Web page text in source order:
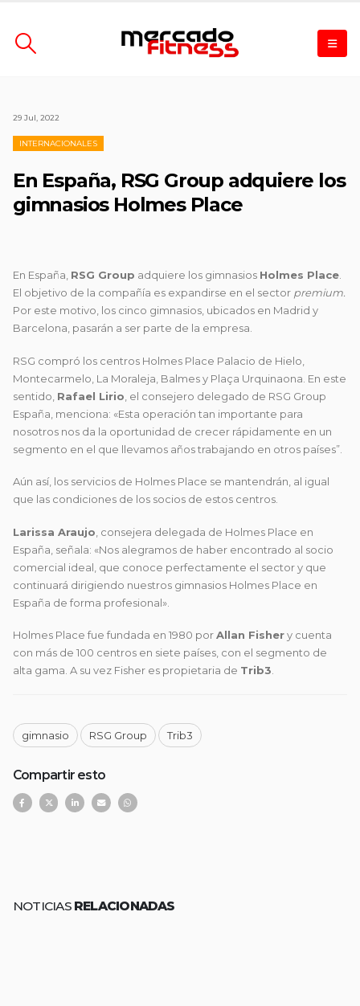
29 Jul, 2022
INTERNACIONALES
En España, RSG Group adquiere los
gimnasios Holmes Place
En España, RSG Group adquiere los gimnasios Holmes Place
El objetivo de la compañía es expandirse en el sector premium.
Por este motivo, los cinco gimnasios, ubicados en Madrid y
Barcelona, pasarán a ser parte de la empresa.
RSG compró los centros Holmes Place Palacio de Hielo,
Montecarmelo, La Moraleja, Balmes y Plaça Urquinaona. En este
sentido, Rafael Lirio , el consejero delegado de RSG Group
España, menciona: «Esta operación tan importante para
nosotros nos da la oportunidad de crecer rápidamente en un
segmento en el que llevamos años trabajando en otros países”.
Aún así, los servicios de Holmes Place se mantendrán, al igual
que las condiciones de los socios de estos centros.
Larissa Araujo , consejera delegada de Holmes Place en
España, señala: «Nos alegramos de haber encontrado al socio
comercial ideal, que conoce perfectamente el sector y que
continuará dirigiendo nuestros gimnasios Holmes Place en
España de forma profesional».
Holmes Place fue fundada en 1980 porAllan Fishery cuenta
con más de 100 centros en siete países, con el segmento de
alta gama. A su vez Fisher es propietaria de Trib3.
gimnasio RSG Group Trib3
Compartir esto
NOTICIAS RELACIONADAS